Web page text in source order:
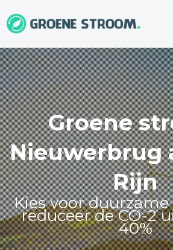
Skip
to
content
Groene
Nieuwerbrug
Rijn
Kies voor
reduceer de CO-2
40%